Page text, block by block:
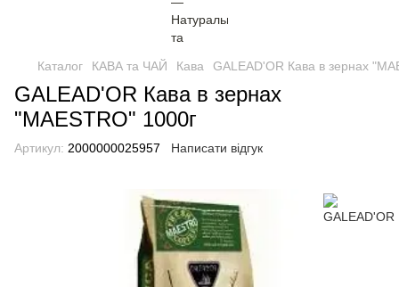
Каталог КАВА та ЧАЙ Кава GALEAD'OR Кава в зернах
GALEAD'OR Кава в зернах
"MAESTRO" 1000г
Артикул: 2000000025957 Написати відгук